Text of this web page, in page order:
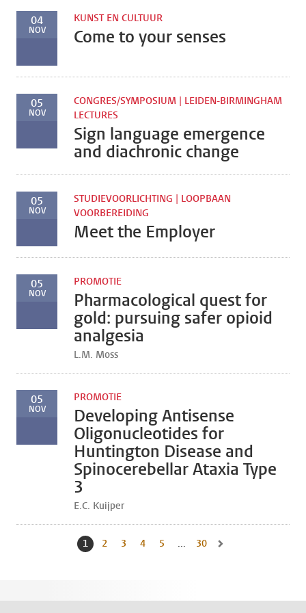
04
NOV
KUNST EN CULTUUR
Come to your senses
05
NOV
CONGRES/SYMPOSIUM | LEIDEN-BIRMINGHAM
LECTURES
Sign language emergence
and diachronic change
05
NOV
STUDIEVOORLICHTING | LOOPBAAN
VOORBEREIDING
Meet the Employer
05
NOV
PROMOTIE
Pharmacological quest for
gold: pursuing safer opioid
analgesia
L.M. Moss
05
NOV
PROMOTIE
Developing Antisense
Oligonucleotides for
Huntington Disease and
Spinocerebellar Ataxia Type
3
E.C. Kuijper
Huidige pagina, pagina
1 Naar pagina
2 Naar pagina
3 Naar pagina
4 Naar pagina
5 ... Naar laatste pagina,
30